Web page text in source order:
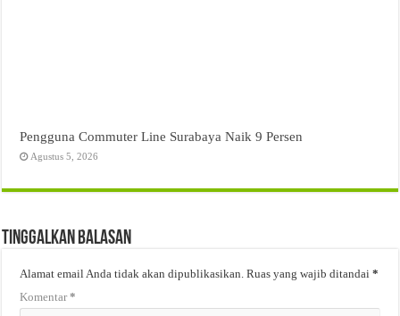
Pengguna Commuter Line Surabaya Naik 9 Persen
Agustus 5, 2026
Tinggalkan Balasan
Alamat email Anda tidak akan dipublikasikan. Ruas yang wajib ditandai*
Komentar*